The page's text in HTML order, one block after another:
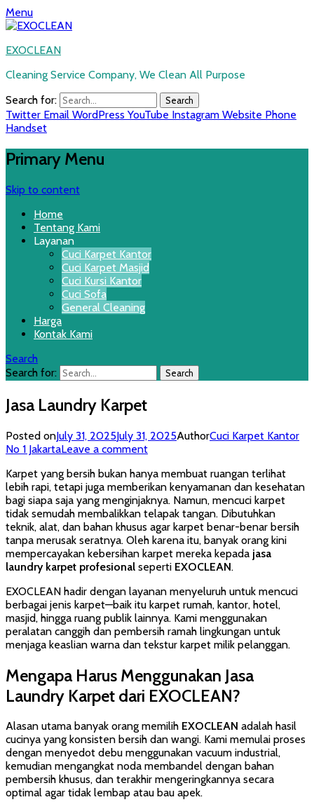
Menu
EXOCLEAN
Cleaning Service Company, We Clean All Purpose
Search for:
Twitter Email WordPress YouTube Instagram Website Phone
Handset
Primary Menu
Skip to content
Home
Tentang Kami
Layanan
Cuci Karpet Kantor
Cuci Karpet Masjid
Cuci Kursi Kantor
Cuci Sofa
General Cleaning
Harga
Kontak Kami
Search
Search for:
Jasa Laundry Karpet
Posted onJuly 31, 2025July 31, 2025AuthorCuci Karpet Kantor
No 1 JakartaLeave a comment
Karpet yang bersih bukan hanya membuat ruangan terlihat
lebih rapi, tetapi juga memberikan kenyamanan dan kesehatan
bagi siapa saja yang menginjaknya. Namun, mencuci karpet
tidak semudah membalikkan telapak tangan. Dibutuhkan
teknik, alat, dan bahan khusus agar karpet benar-benar bersih
tanpa merusak seratnya. Oleh karena itu, banyak orang kini
mempercayakan kebersihan karpet mereka kepada jasa
laundry karpet profesional seperti EXOCLEAN.
EXOCLEAN hadir dengan layanan menyeluruh untuk mencuci
berbagai jenis karpet—baik itu karpet rumah, kantor, hotel,
masjid, hingga ruang publik lainnya. Kami menggunakan
peralatan canggih dan pembersih ramah lingkungan untuk
menjaga keaslian warna dan tekstur karpet milik pelanggan.
Mengapa Harus Menggunakan Jasa
Laundry Karpet dari EXOCLEAN?
Alasan utama banyak orang memilih EXOCLEAN adalah hasil
cucinya yang konsisten bersih dan wangi. Kami memulai proses
dengan menyedot debu menggunakan vacuum industrial,
kemudian mengangkat noda membandel dengan bahan
pembersih khusus, dan terakhir mengeringkannya secara
optimal agar tidak lembap atau bau apek.